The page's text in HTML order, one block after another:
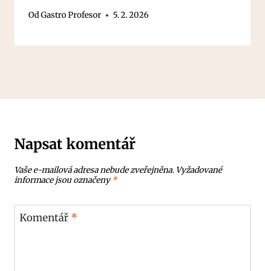
OdGastro Profesor 5. 2. 2026
Napsat komentář
Vaše e-mailová adresa nebude zveřejněna. Vyžadované
informace jsou označeny*
Komentář *